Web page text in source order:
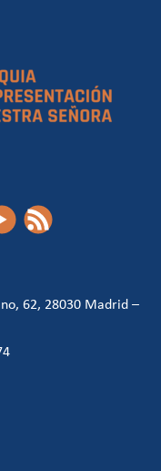
62, 28030 Madrid –